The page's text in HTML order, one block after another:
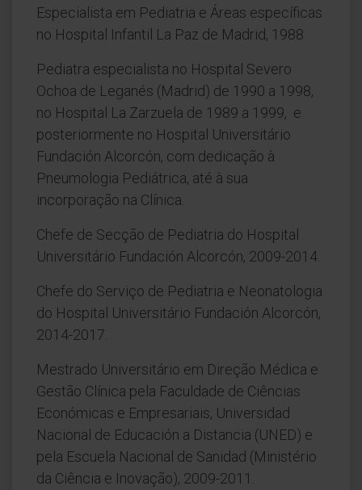
Especialista em Pediatria e Áreas específicas
no Hospital Infantil La Paz de Madrid, 1988
Pediatra especialista no Hospital Severo
Ochoa de Leganés (Madrid) de 1990 a 1998,
no Hospital La Zarzuela de 1989 a 1999, e
posteriormente no Hospital Universitário
Fundación Alcorcón, com dedicação à
Pneumologia Pediátrica, até à sua
incorporação na Clínica.
Chefe de Secção de Pediatria do Hospital
Universitário Fundación Alcorcón, 2009-2014.
Chefe do Serviço de Pediatria e Neonatologia
do Hospital Universitário Fundación Alcorcón,
2014-2017.
Mestrado Universitário em Direção Médica e
Gestão Clínica pela Faculdade de Ciências
Económicas e Empresariais, Universidad
Nacional de Educación a Distancia (UNED) e
pela Escuela Nacional de Sanidad (Ministério
da Ciência e Inovação), 2009-2011.